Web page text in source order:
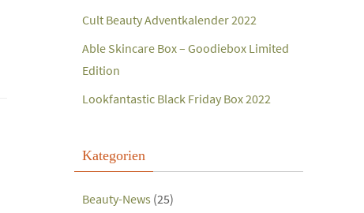
Cult Beauty Adventkalender 2022
Able Skincare Box – Goodiebox Limited
Edition
Lookfantastic Black Friday Box 2022
Kategorien
Beauty-News (25)